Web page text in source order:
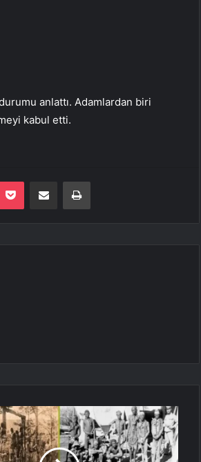
anlattı. Adamlardan biri
kabul etti.
Pocket E-Posta ile paylaş Yazdır